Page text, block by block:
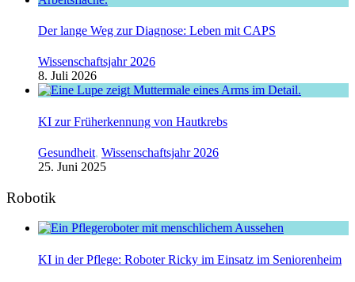
Der lange Weg zur Diagnose: Leben mit CAPS
Wissenschaftsjahr 2026
8. Juli 2026
KI zur Früherkennung von Hautkrebs
Gesundheit, Wissenschaftsjahr 2026
25. Juni 2025
Robotik
KI in der Pflege: Roboter Ricky im Einsatz im Seniorenheim